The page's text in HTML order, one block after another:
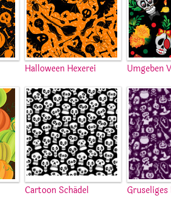
Halloween Hexerei Umgeben
Cartoon Schädel